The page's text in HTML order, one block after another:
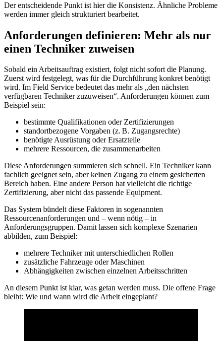
Der entscheidende Punkt ist hier die Konsistenz. Ähnliche Probleme
werden immer gleich strukturiert bearbeitet.
Anforderungen definieren: Mehr als nur
einen Techniker zuweisen
Sobald ein Arbeitsauftrag existiert, folgt nicht sofort die Planung.
Zuerst wird festgelegt, was für die Durchführung konkret benötigt
wird. Im Field Service bedeutet das mehr als „den nächsten
verfügbaren Techniker zuzuweisen“. Anforderungen können zum
Beispiel sein:
bestimmte Qualifikationen oder Zertifizierungen
standortbezogene Vorgaben (z. B. Zugangsrechte)
benötigte Ausrüstung oder Ersatzteile
mehrere Ressourcen, die zusammenarbeiten
Diese Anforderungen summieren sich schnell. Ein Techniker kann
fachlich geeignet sein, aber keinen Zugang zu einem gesicherten
Bereich haben. Eine andere Person hat vielleicht die richtige
Zertifizierung, aber nicht das passende Equipment.
Das System bündelt diese Faktoren in sogenannten
Ressourcenanforderungen und – wenn nötig – in
Anforderungsgruppen. Damit lassen sich komplexe Szenarien
abbilden, zum Beispiel:
mehrere Techniker mit unterschiedlichen Rollen
zusätzliche Fahrzeuge oder Maschinen
Abhängigkeiten zwischen einzelnen Arbeitsschritten
An diesem Punkt ist klar, was getan werden muss. Die offene Frage
bleibt: Wie und wann wird die Arbeit eingeplant?